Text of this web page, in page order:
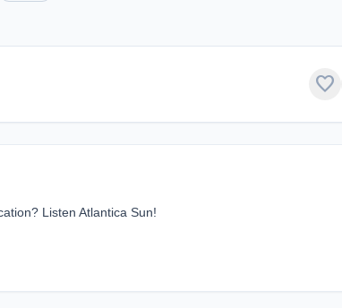
favorite
Listen Atlantica Sun!